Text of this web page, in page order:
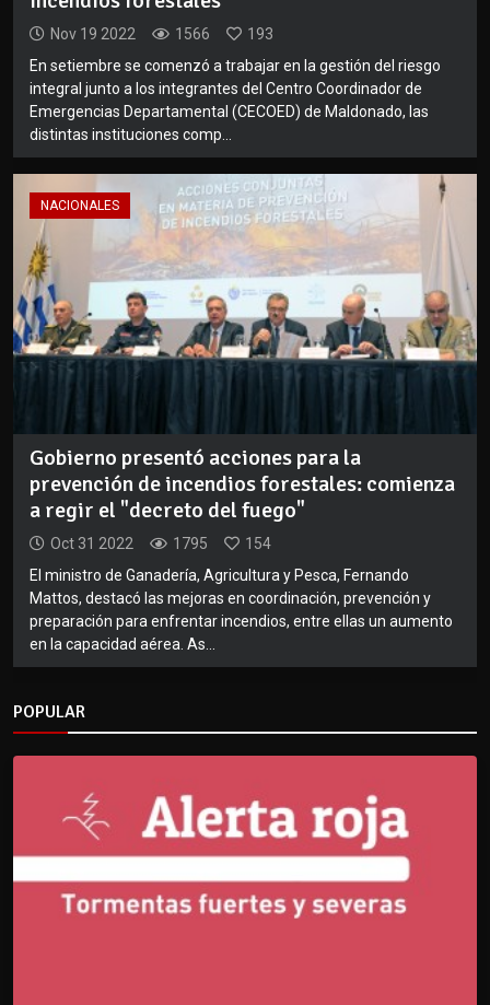
Nov 19 2022 1566
193
En setiembre se comenzó a trabajar en la gestión del riesgo
integral junto a los integrantes del Centro Coordinador de
Emergencias Departamental (CECOED) de Maldonado, las
distintas instituciones comp...
NACIONALES
Gobierno presentó acciones para la
prevención de incendios forestales: comienza
a regir el "decreto del fuego"
Oct 31 2022 1795
154
El ministro de Ganadería, Agricultura y Pesca, Fernando
Mattos, destacó las mejoras en coordinación, prevención y
preparación para enfrentar incendios, entre ellas un aumento
en la capacidad aérea. As...
POPULAR